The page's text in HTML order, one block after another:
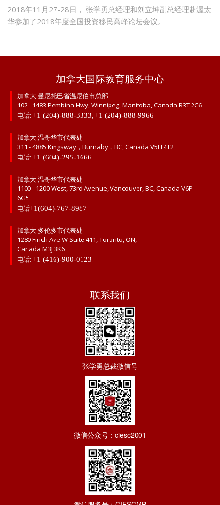
2018年11月27-28日， 张学勇总经理和刘立坤副总经理赴渥太
华参加了2018年度全国投资移民高峰论坛会议。
加拿大国际教育服务中心
加拿大 曼尼托巴省温尼伯市总部
102 - 1483 Pembina Hwy, Winnipeg, Manitoba, Canada R3T 2C6
电话: +1 (204)-888-3333,+1 (204)-888-9966
加拿大 温哥华市代表处
311 - 4885 Kingsway，Burnaby，BC, Canada V5H 4T2
电话: +1 (604)-295-1666
加拿大 温哥华市代表处
1100 - 1200 West, 73rd Avenue, Vancouver, BC, Canada V6P
6G5
电话+1(604)-767-8987
加拿大 多伦多市代表处
1280 Finch Ave W Suite 411, Toronto, ON,
Canada M3J 3K6
电话: +1 (416)-900-0123
联系我们
张学勇总裁微信号
微信公众号：ciesc2001